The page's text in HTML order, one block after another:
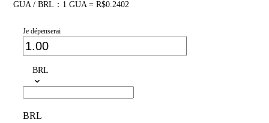
GUA / BRL：1 GUA = R$0.2402
Je dépenserai
BRL
BRL